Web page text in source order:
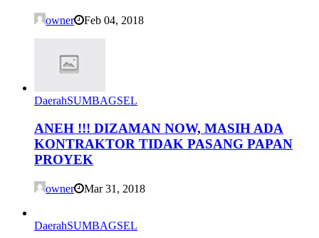
owner Feb 04, 2018
DaerahSUMBAGSEL
ANEH !!! DIZAMAN NOW, MASIH ADA
KONTRAKTOR TIDAK PASANG PAPAN
PROYEK
owner Mar 31, 2018
DaerahSUMBAGSEL